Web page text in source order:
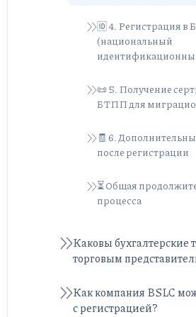
🆔 4. Регистрация в
(национальный
📜 5. Получение
БТПП для
🧾 6.
после регистрации
⏳ Общая
процесса
Каковы бухгалтерские
торговым
Как компания BSLC
с регистрацией?